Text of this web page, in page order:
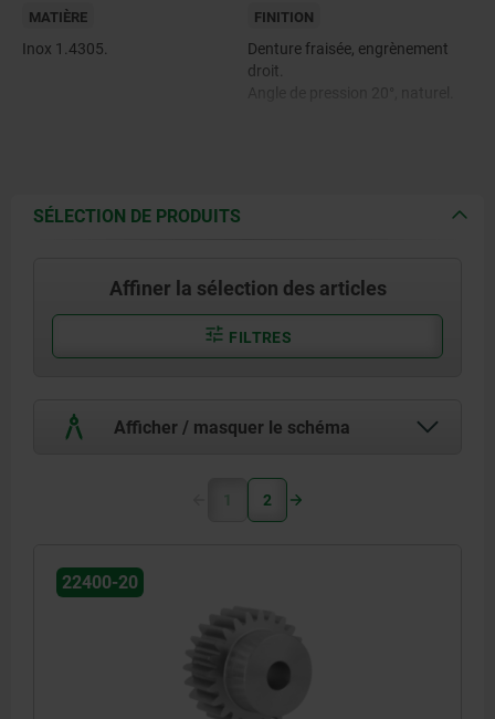
MATIÈRE
Inox 1.4305.
FINITION
Denture fraisée, engrènement
droit.
SÉLECTION DE PRODUITS
Affiner la sélection des articles
FILTRES
Afficher / masquer le schéma
1 2
22400-20